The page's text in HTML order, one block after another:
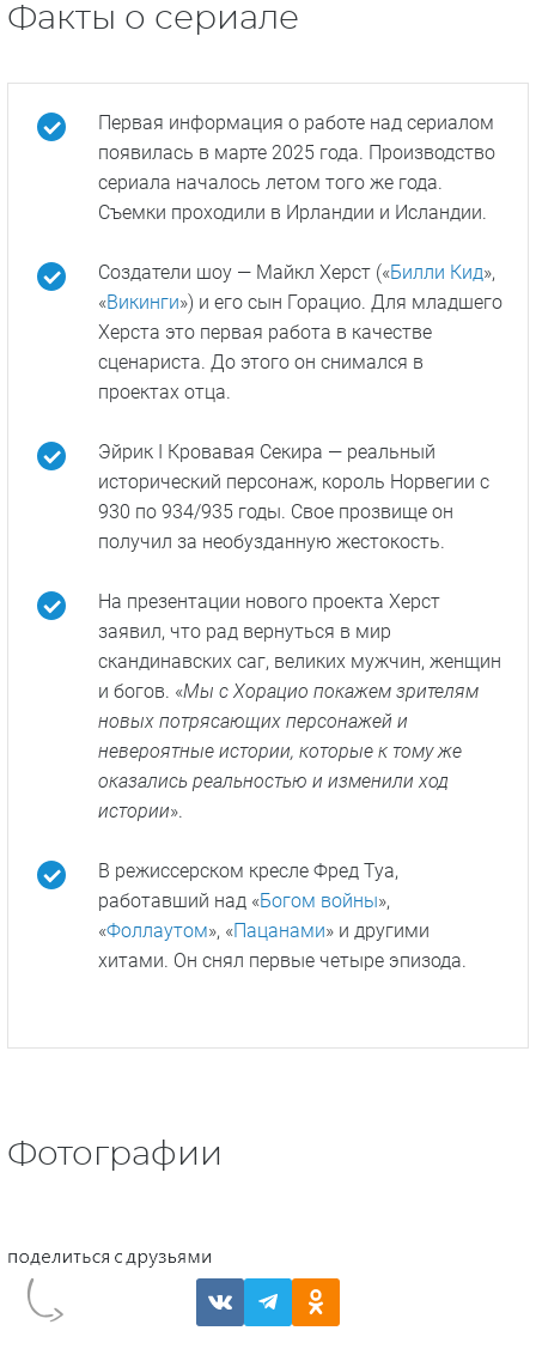
Факты о сериале
Первая информация о работе над сериалом
появилась в марте 2025 года. Производство
сериала началось летом того же года.
Съемки проходили в Ирландии и Исландии.
Создатели шоу — Майкл Херст («Билли Кид»,
«Викинги») и его сын Горацио. Для младшего
Херста это первая работа в качестве
сценариста. До этого он снимался в
проектах отца.
Эйрик I Кровавая Секира — реальный
исторический персонаж, король Норвегии с
930 по 934/935 годы. Свое прозвище он
получил за необузданную жестокость.
На презентации нового проекта Херст
заявил, что рад вернуться в мир
скандинавских саг, великих мужчин, женщин
и богов. «Мы с Хорацио покажем зрителям
новых потрясающих персонажей и
невероятные истории, которые к тому же
оказались реальностью и изменили ход
истории».
В режиссерском кресле Фред Туа,
работавший над «Богом войны»,
«Фоллаутом», «Пацанами» и другими
хитами. Он снял первые четыре эпизода.
Фотографии